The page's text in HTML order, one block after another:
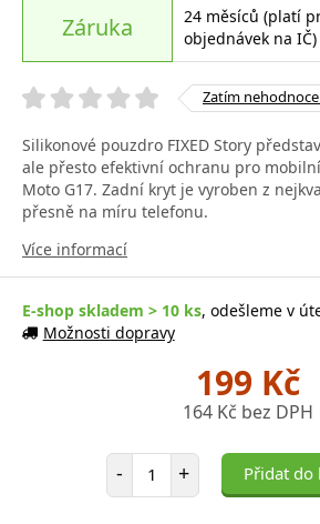
Záruka
24 měsíců (platí
objednávek na IČ)
Zatím
Silikonové pouzdro FIXED Story
ale přesto efektivní ochranu pro
Moto G17. Zadní kryt je vyroben z
přesně na míru telefonu.
Více informací
E-shop skladem > 10 ks, odešleme v
Možnosti dopravy
199 Kč
164 Kč bez DPH
- Počet položek
+ Přidat do